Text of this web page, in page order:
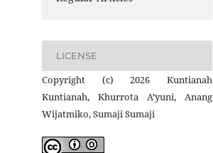
LICENSE
Copyright (c) 2026 Kuntianah
Kuntianah, Khurrota A’yuni, Anang
Wijatmiko, Sumaji Sumaji